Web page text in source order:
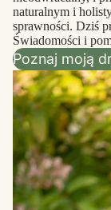
naturalnym i
sprawności. Dziś
Świadomości i
Poznaj moją